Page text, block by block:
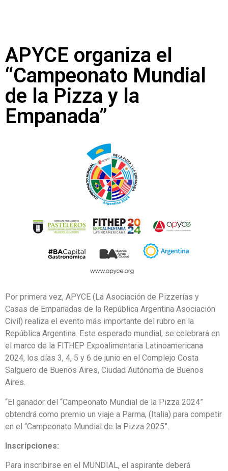
APYCE organiza el
“Campeonato Mundial
de la Pizza y la
Empanada”
Por primera vez, APYCE (La Asociación de Pizzerías y
Casas de Empanadas de la República Argentina Asociación
Civíl) realiza el evento más importante del rubro en la
República Argentina. Este esperado mundial, se celebrará en
el marco de la FITHEP Expoalimentaria Latinoamericana
2024, los días 3, 4, 5 y 6 de junio en el Complejo Costa
Salguero de Buenos Aires, Ciudad Autónoma de Buenos
Aires.
“El ganador del “Campeonato Mundial de la Pizza 2024”
obtendrá como premio un viaje a Parma, (Italia) para competir
en el “Campeonato Mundial de la Pizza 2025”.
Inscripciones:
Para inscribirse en el MUNDIAL, el aspirante deberá